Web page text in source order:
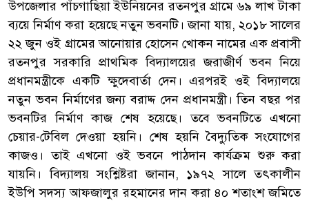
উপজেলার পাঁচগাছিয়া ইউনিয়নের রতনপুর গ্রামে ৬৯ লাখ টাকা
ব্যয়ে নির্মাণ করা হয়েছে নতুন ভবনটি। জানা যায়, ২০১৮ সালের
২২ জুন ওই গ্রামের আনোয়ার হোসেন খোকন নামের এক প্রবাসী
রতনপুর সরকারি প্রাথমিক বিদ্যালয়ের জরাজীর্ণ ভবন নিয়ে
প্রধানমন্ত্রীকে একটি ক্ষুদেবার্তা দেন। এরপরই ওই বিদ্যালয়ে
নতুন ভবন নির্মাণের জন্য বরাদ্দ দেন প্রধানমন্ত্রী। তিন বছর পর
ভবনটির নির্মাণ কাজ শেষ হয়েছে। তবে ভবনটিতে এখনো
চেয়ার-টেবিল দেওয়া হয়নি। শেষ হয়নি বৈদ্যুতিক সংযোগের
কাজও। তাই এখনো ওই ভবনে পাঠদান কার্যক্রম শুরু করা
যায়নি। বিদ্যালয় সংশ্লিষ্টরা জানান, ১৯৭২ সালে তৎকালীন
ইউপি সদস্য আফজালুর রহমানের দান করা ৪০ শতাংশ জমিতে